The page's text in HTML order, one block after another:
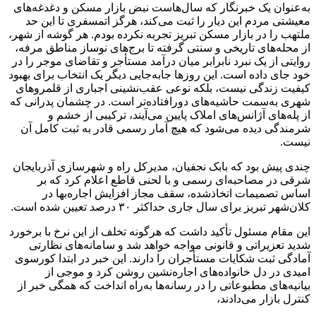
به‌عنوان یک خبرنگار که سال‌هاست نبض بازار مسکن و دغدغه‌های
معیشتی مردم این دیار را ثبت می‌کند، هرگز اتمسفری تا این حد
ملتهب را در بازار مسکن تبریز تجربه نکرده بودم. هر گوشه از شهر،
از محله‌های تاریخی و سنتی گرفته تا برج‌های نوساز مناطق مرفه،
روایتی از یک نبرد نابرابر میان درآمد مستأجر و تقاضای موجر را در
خود جای داده است. این روزها جابه‌جایی دیگر یک انتخاب برای بهبود
کیفیت زندگی نیست، بلکه نوعی عقب‌نشینی اجباری از قلمروهای
شهری به‌سمت حاشیه‌های دورافتاده‌تر است. در چشمان پدرانی که
از پله‌های آژانس‌های املاک پایین می‌آیند، ترکیبی از خشم و
شرمندگی دیده می‌شود که هیچ آمار رسمی قادر به ثبت کامل آن
نیست.
چندی پیش بود که بابک نجفیان، مدیرکل راه و شهرسازی آذربایجان
شرقی در مصاحبه‌ای رسمی و با لحنی قاطع اعلام کرد که بر
اساس تصمیمات اتخاذشده، سقف مجاز افزایش اجاره‌بها در
کلان‌شهر تبریز برای سال جاری حداکثر ۳۰ درصد تعیین شده است.
این مقام مسئول تأکید داشت که هرگونه تخلف از این نرخ با برخورد
شدید تعزیراتی و قانونی مواجه خواهد شد و سامانه‌های نظارتی
آمادگی ثبت شکایات مستأجران را دارند. این خبر در ابتدا کورسوی
امیدی در دل خانواده‌های اجاره‌نشین روشن کرد و موجی از
بیانیه‌های مطبوعاتی را در رسانه‌ها به‌راه انداخت که همگی خبر از
کنترل بازار می‌دادند،